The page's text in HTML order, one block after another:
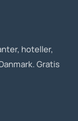
hoteller,
Gratis